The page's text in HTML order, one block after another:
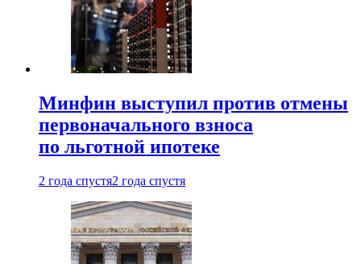
Минфин выступил против отмены
первоначального взноса
по льготной ипотеке
2 года спустя2 года спустя